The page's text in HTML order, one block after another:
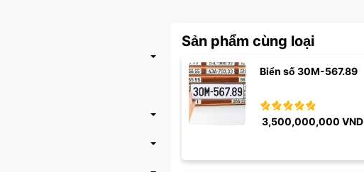
Sản phẩm cùng loại
Biển số 30M-567.89
3,500,000,000 VND